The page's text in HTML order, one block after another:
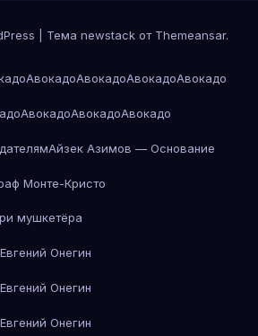
Тема newstack от Themeansar.
АвокадоАвокадоАвокадоАвокадо
АвокадоАвокадоАвокадо
Айзек Азимов — Основание
Монте-Кристо
мушкетёра
Онегин
Онегин
Онегин